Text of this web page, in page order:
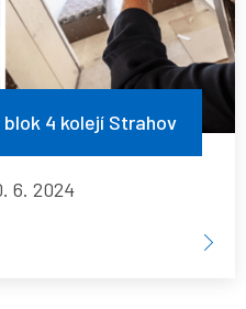
4 kolejí Strahov
6. 2024